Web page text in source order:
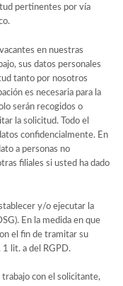
pertinentes por vía
en nuestras
sus datos personales
tanto por nosotros
es necesaria para la
serán recogidos o
la solicitud. Todo el
confidencialmente. En
a personas no
filiales si usted ha dado
y/o ejecutar la
En la medida en que
el fin de tramitar su
1 lit. a del RGPD.
con el solicitante,